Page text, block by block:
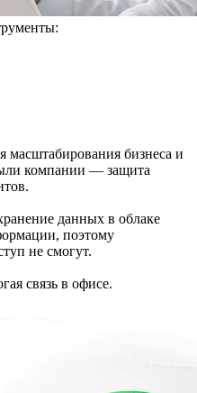
масштабирования бизнеса и
компании — защита
данных в облаке
поэтому
не смогут.
связь в офисе.